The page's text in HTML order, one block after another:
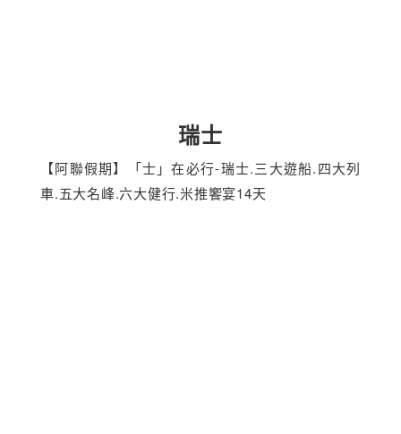
瑞士
【阿聯假期】「士」在必行-瑞士.三大遊船.四大列
車.五大名峰.六大健行.米推饗宴14天